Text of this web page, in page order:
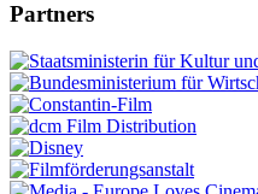
Partners